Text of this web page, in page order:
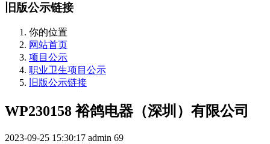
旧版公示链接
你的位置
网站首页
项目公示
职业卫生项目公示
旧版公示链接
WP230158 裕鸽电器（深圳）有限公司
2023-09-25 15:30:17 admin 69